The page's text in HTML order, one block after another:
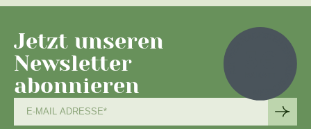
Jetzt unseren
Newsletter
abonnieren